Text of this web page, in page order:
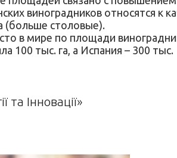
виноградников относятся к
(больше столовые).
в мире по площади
100 тыс. га, а Испания – 300 тыс.
та Інновації»